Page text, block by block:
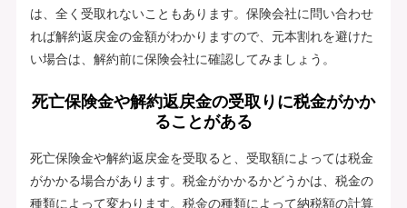
は、全く受取れないこともあります。保険会社に問い合わせ
れば解約返戻金の金額がわかりますので、元本割れを避けた
い場合は、解約前に保険会社に確認してみましょう。
死亡保険金や解約返戻金の受取りに税金がかか
ることがある
死亡保険金や解約返戻金を受取ると、受取額によっては税金
がかかる場合があります。税金がかかるかどうかは、税金の
種類によって変わります。税金の種類によって納税額の計算